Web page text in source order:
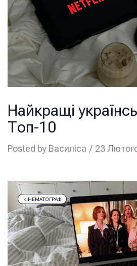
Найкращі
Топ-10
Posted by Василіса 23
КІНЕМАТОГРАФ